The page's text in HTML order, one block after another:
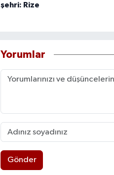
şehri: Rize
Yorumlar
Gönder